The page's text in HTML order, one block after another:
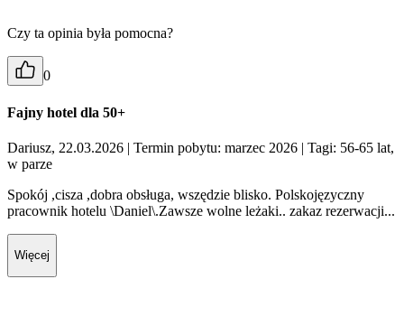
Czy ta opinia była pomocna?
0
Fajny hotel dla 50+
Dariusz, 22.03.2026 | Termin pobytu: marzec 2026 | Tagi: 56-65 lat,
w parze
Spokój ,cisza ,dobra obsługa, wszędzie blisko. Polskojęzyczny
pracownik hotelu \Daniel\.Zawsze wolne leżaki.. zakaz rezerwacji...
Więcej